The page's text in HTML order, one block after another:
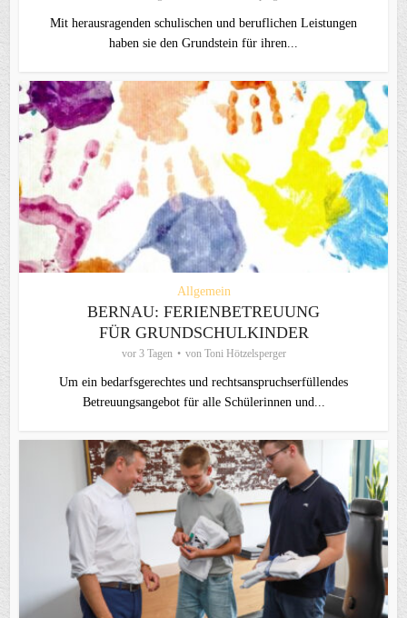
Mit herausragenden schulischen und beruflichen Leistungen
haben sie den Grundstein für ihren...
Allgemein
BERNAU: FERIENBETREUUNG
FÜR GRUNDSCHULKINDER
vor 3 Tagen von Toni Hötzelsperger
Um ein bedarfsgerechtes und rechtsanspruchserfüllendes
Betreuungsangebot für alle Schülerinnen und...